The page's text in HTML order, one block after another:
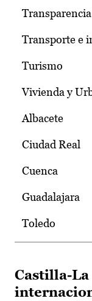
Transporte e
Turismo
Vivienda y
Albacete
Ciudad Real
Cuenca
Guadalajara
Toledo
Castilla-